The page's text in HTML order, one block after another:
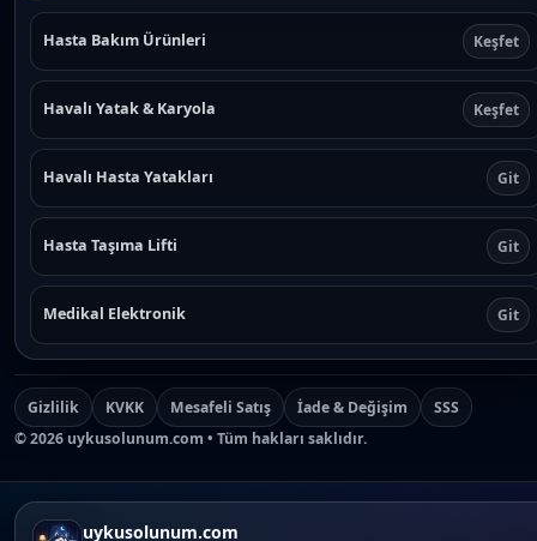
Hasta Bakım Ürünleri Keşfet
Havalı Yatak & Karyola Keşfet
Havalı Hasta Yatakları Git
Hasta Taşıma Lifti Git
Medikal Elektronik Git
Gizlilik KVKK Mesafeli Satış İade & Değişim
SSS
©2026 uykusolunum.com • Tüm hakları saklıdır.
uykusolunum.com